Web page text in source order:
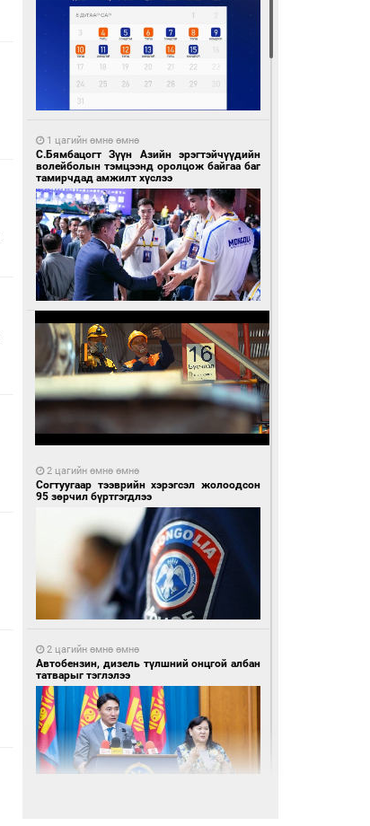
1 цагийн өмнө өмнө
С.Бямбацогт Зүүн Азийн эрэгтэйчүүдийн
волейболын тэмцээнд оролцож байгаа баг
тамирчдад амжилт хүслээ
2 цагийн өмнө өмнө
Согтуугаар тээврийн хэрэгсэл жолоодсон
95 зөрчил бүртгэгдлээ
2 цагийн өмнө өмнө
Автобензин, дизель түлшний онцгой албан
татварыг тэглэлээ